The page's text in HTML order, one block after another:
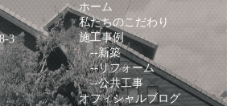
3
ホーム
私たちのこだわり
施工事例
--新築
--リフォーム
--公共工事
オフィシャルブログ